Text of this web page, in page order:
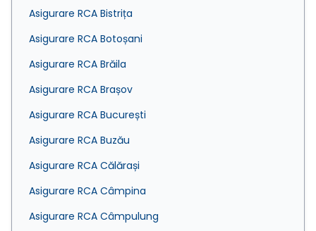
Asigurare RCA Bistrița
Asigurare RCA Botoșani
Asigurare RCA Brăila
Asigurare RCA Brașov
Asigurare RCA București
Asigurare RCA Buzău
Asigurare RCA Călărași
Asigurare RCA Câmpina
Asigurare RCA Câmpulung